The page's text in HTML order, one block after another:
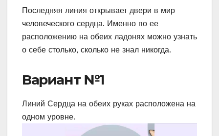
Последняя линия открывает двери в мир
человеческого сердца. Именно по ее
расположению на обеих ладонях можно узнать
о себе столько, сколько не знал никогда.
Вариант №1
Линий Сердца на обеих руках расположена на
одном уровне.